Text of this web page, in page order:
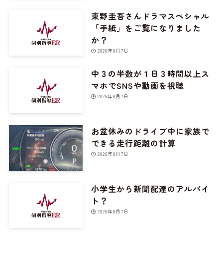
東野圭吾さんドラマスペシャル
「手紙」をご覧になりました
か？
2026年8月7日
中３の半数が１日３時間以上ス
マホでSNSや動画を視聴
2026年8月7日
お盆休みのドライブ中に家族で
できる走行距離の計算
2026年8月7日
小学生から新聞配達のアルバイ
ト？
2026年8月7日